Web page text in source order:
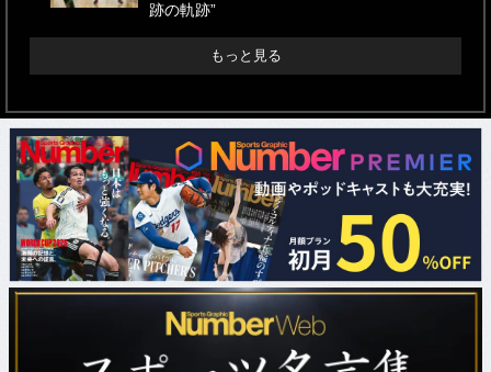
跡の軌跡”
もっと見る